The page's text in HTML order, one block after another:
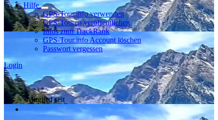
Hilfe
GPS-Tour.info verwenden
GPS-Touren veröffentlichen
Infos zum TrackRank
GPS-Tour.info Account löschen
Passwort vergessen
Login
Mitglied seit